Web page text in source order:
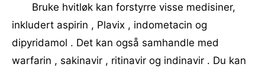
Bruke hvitløk kan forstyrre visse medisiner,
inkludert aspirin , Plavix , indometacin og
dipyridamol . Det kan også samhandle med
warfarin , sakinavir , ritinavir og indinavir . Du kan